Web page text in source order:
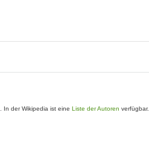
. In der Wikipedia ist eine Liste der Autoren verfügbar.